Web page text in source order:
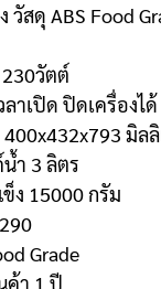
วัสดุ ABS Food
วัตต์
ลาเปิด ปิดเครื่องได้
400x432x793 มิล
ำ 3 ลิตร
ง 15000 กรัม
Grade
ค้า 1 ปี